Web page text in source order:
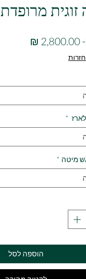
מרופדת 530
2,800.00 ₪
*
מיטה *
הוספה לסל